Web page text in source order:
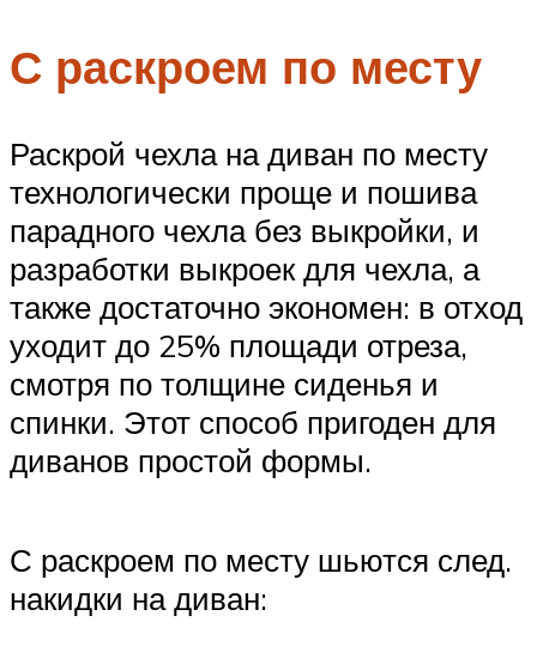
С раскроем по месту
Раскрой чехла на диван по месту
технологически проще и пошива
парадного чехла без выкройки, и
разработки выкроек для чехла, а
также достаточно экономен: в отход
уходит до 25% площади отреза,
смотря по толщине сиденья и
спинки. Этот способ пригоден для
диванов простой формы.
С раскроем по месту шьются след.
накидки на диван: